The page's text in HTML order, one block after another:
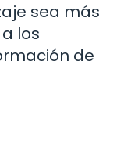
sea más
los
de